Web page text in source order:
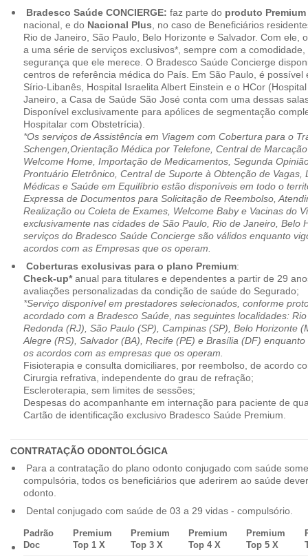
Bradesco Saúde CONCIERGE: faz parte do produto Premium
nacional, e do Nacional Plus , no caso de Beneficiários
Rio de Janeiro, São Paulo, Belo Horizonte e Salvador. Com ele,
a uma série de serviços exclusivos*, sempre com a
segurança que ele merece. O Bradesco Saúde Concierge
centros de referência médica do País. Em São Paulo, é possível
Sírio-Libanês, Hospital Israelita Albert Einstein e o HCor
Janeiro, a Casa de Saúde São José conta com uma dessas
Disponível exclusivamente para apólices de segmentação
Hospitalar com Obstetrícia).
*Os serviços de Assistência em Viagem com Cobertura para o
Schengen,Orientação Médica por Telefone, Central de
Welcome Home, Importação de Medicamentos, Segunda
Prontuário Eletrônico, Central de Suporte à Obtenção de Vagas,
Médicas e Saúde em Equilíbrio estão disponíveis em todo o
Expressa de Documentos para Solicitação de Reembolso,
Realização ou Coleta de Exames, Welcome Baby e Vacinas do
exclusivamente nas cidades de São Paulo, Rio de Janeiro, Belo
serviços do Bradesco Saúde Concierge são válidos enquanto
acordos com as Empresas que os operam.
Coberturas exclusivas para o plano Premium:
Check-up*anual para titulares e dependentes a partir de 29
avaliações personalizadas da condição de saúde do Segurado;
*Serviço disponível em prestadores selecionados, conforme
acordado com a Bradesco Saúde, nas seguintes localidades:
Redonda (RJ), São Paulo (SP), Campinas (SP), Belo Horizonte
Alegre (RS), Salvador (BA), Recife (PE) e Brasília (DF)
os acordos com as empresas que os operam.
Fisioterapia e consulta domiciliares, por reembolso, de acordo
Cirurgia refrativa, independente do grau de refração;
Escleroterapia, sem limites de sessões;
Despesas do acompanhante em internação para paciente de
Cartão de identificação exclusivo Bradesco Saúde Premium.
CONTRATAÇÃO ODONTOLÓGICA
Para a contratação do plano odonto conjugado com saúde
compulsória, todos os beneficiários que aderirem ao saúde
odonto.
Dental conjugado com saúde de 03 a 29 vidas - compulsório.
Padrão
Doc
Premium
Top 1 X
Premium
Top 3 X
Premium
Top 4 X
Premium
Top 5 X